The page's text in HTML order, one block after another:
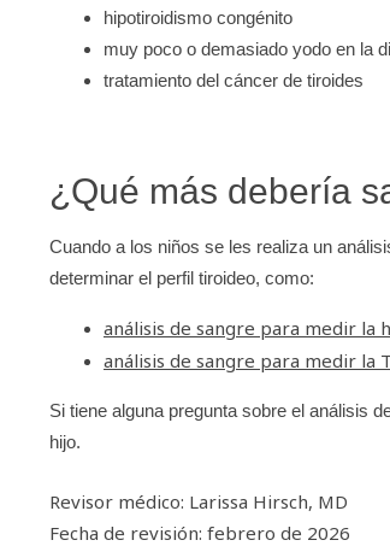
hipotiroidismo congénito
muy poco o demasiado yodo en la
tratamiento del cáncer de tiroides
¿Qué más debería
Cuando a los niños se les realiza un
determinar el perfil tiroideo, como:
análisis de sangre para medir la
análisis de sangre para medir
Si tiene alguna pregunta sobre el análisis
hijo.
Revisor médico: Larissa Hirsch, MD
Fecha de revisión: febrero de 2026